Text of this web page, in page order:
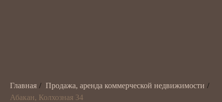
Главная / Продажа, аренда коммерческой недвижимости /
Абакан, Колхозная 34